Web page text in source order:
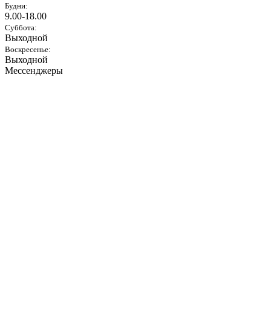
Будни:
9.00-18.00
Суббота:
Выходной
Воскресенье:
Выходной
Мессенджеры